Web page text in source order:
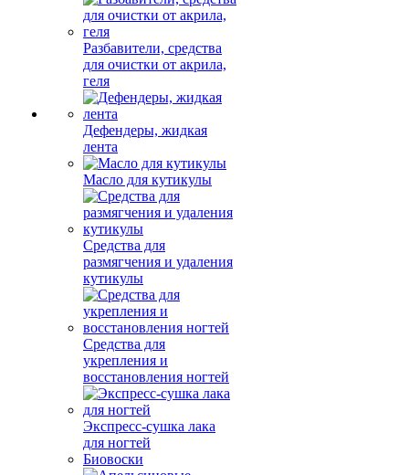
Разбавители, средства
для очистки от акрила,
геля
Дефендеры, жидкая
лента
Масло для кутикулы
Средства для
размягчения и удаления
кутикулы
Средства для
укрепления и
восстановления ногтей
Экспресс-сушка лака
для ногтей
Биовоски